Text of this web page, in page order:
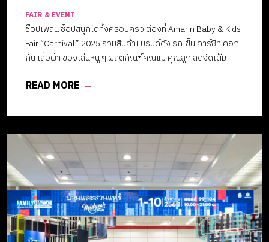
FAIR & EVENT
ช็อปเพลิน ช็อปสนุกได้ทั้งครอบครัว ต้องที่ Amarin Baby & Kids
Fair “Carnival” 2025 รวมสินค้าแบรนด์ดัง รถเข็น คาร์ซีท คอก
กั้น เสื้อผ้า ของเล่นหนู ๆ ผลิตภัณฑ์คุณแม่ คุณลูก ลดจัดเต็ม
READ MORE